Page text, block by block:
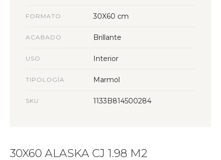
FORMATO 30X60 cm
ACABADO Brillante
USO Interior
TIPOLOGÍA Marmol
SKU 1133B814500284
30X60 ALASKA CJ 1.98 M2